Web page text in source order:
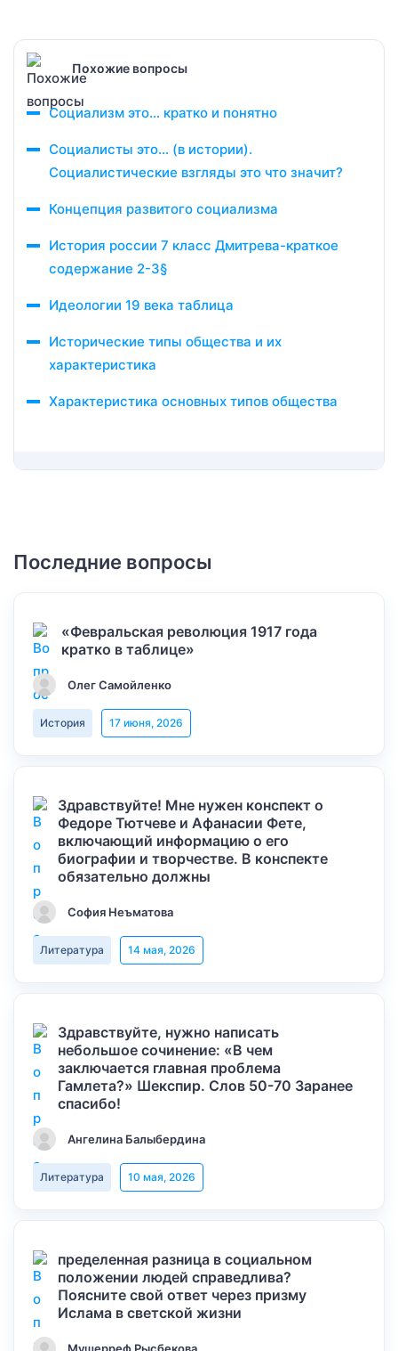
Похожие вопросы
Социализм это… кратко и понятно
Социалисты это… (в истории).
Социалистические взгляды это что значит?
Концепция развитого социализма
История россии 7 класс Дмитрева-краткое
содержание 2-3§
Идеологии 19 века таблица
Исторические типы общества и их
характеристика
Характеристика основных типов общества
Последние вопросы
«Февральская революция 1917 года
кратко в таблице»
Олег Самойленко
История 17 июня, 2026
Здравствуйте! Мне нужен конспект о
Федоре Тютчеве и Афанасии Фете,
включающий информацию о его
биографии и творчестве. В конспекте
обязательно должны
София Неъматова
Литература 14 мая, 2026
Здравствуйте, нужно написать
небольшое сочинение: «В чем
заключается главная проблема
Гамлета?» Шекспир. Слов 50-70 Заранее
спасибо!
Ангелина Балыбердина
Литература 10 мая, 2026
пределенная разница в социальном
положении людей справедлива?
Поясните свой ответ через призму
Ислама в светской жизни